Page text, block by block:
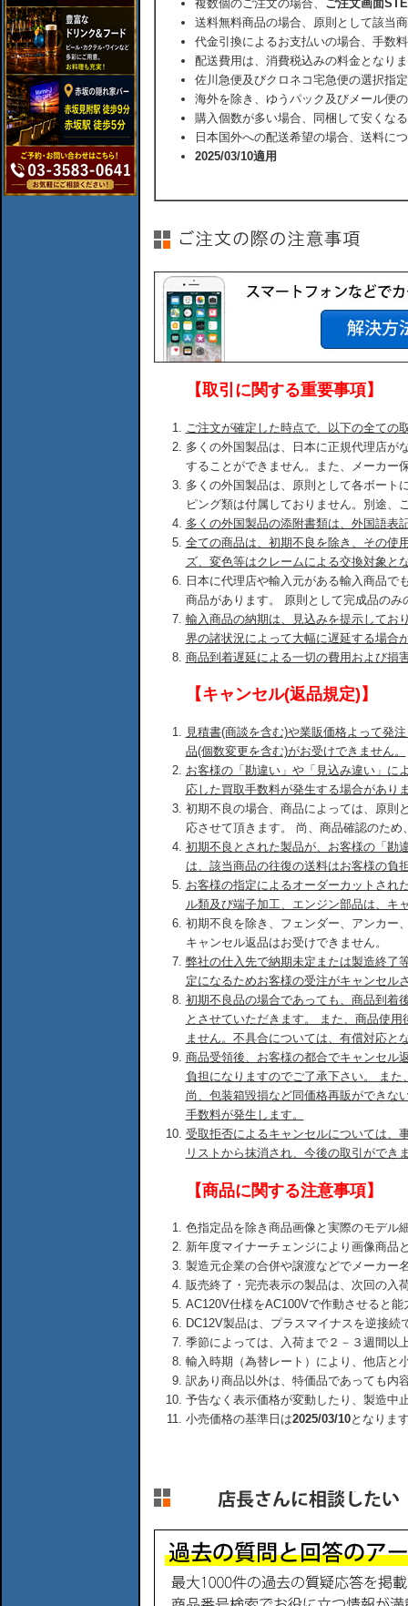
複数個のご注文の場合、 ご注文画面
送料無料商品の場合、原則として該当
代金引換によるお支払いの場合、手数
配送費用は、消費税込みの料金となり
佐川急便及びクロネコ宅急便の選択指
海外を除き、ゆうパック及びメール便
購入個数が多い場合、同梱して安くな
日本国外への配送希望の場合、送料に
2025/03/10適用
【取引に関する重要事項】
ご注文が確定した時点で、以下の全ての
多くの外国製品は、日本に正規代理店が
することができません。また、メーカー
多くの外国製品は、原則として各ボート
ピング類は付属しておりません。別途、
多くの外国製品の添附書類は、外国語表
全ての商品は、初期不良を除き、その使
ズ、変色等はクレームによる交換対象と
日本に代理店や輸入元がある輸入商品で
商品があります。 原則として完成品のみ
輸入商品の納期は、見込みを提示してお
界の諸状況によって大幅に遅延する場合
商品到着遅延による一切の費用および損
【キャンセル(返品規定)】
見積書(商談を含む)や業販価格よって発
品(個数変更を含む)がお受けできません。
お客様の「勘違い」や「見込み違い」に
応した買取手数料が発生する場合があり
初期不良の場合、商品によっては、原則
応させて頂きます。 尚、商品確認のた
初期不良とされた製品が、お客様の「勘
は、該当商品の往復の送料はお客様の負
お客様の指定によるオーダーカットされ
ル類及び端子加工、エンジン部品は、キ
初期不良を除き、フェンダー、アンカー
キャンセル返品はお受けできません。
弊社の仕入先で納期未定または製造終了
定になるためお客様の受注がキャンセル
初期不良品の場合であっても、商品到着
とさせていただきます。 また、商品使
ません。不具合については、有償対応と
商品受領後、お客様の都合でキャンセル
負担になりますのでご了承下さい。 ま
尚、包装箱毀損など同価格再販ができな
手数料が発生します。
受取拒否によるキャンセルについては、
リストから抹消され、今後の取引ができ
【商品に関する注意事項】
色指定品を除き商品画像と実際のモデル
新年度マイナーチェンジにより画像商品
製造元企業の合併や譲渡などでメーカー
販売終了・完売表示の製品は、次回の入
AC120V仕様をAC100Vで作動させると
DC12V製品は、プラスマイナスを逆接
季節によっては、入荷まで２－３週間以
輸入時期（為替レート）により、他店と
訳あり商品以外は、特価品であっても内
予告なく表示価格が変動したり、製造中
小売価格の基準日は2025/03/10となりま